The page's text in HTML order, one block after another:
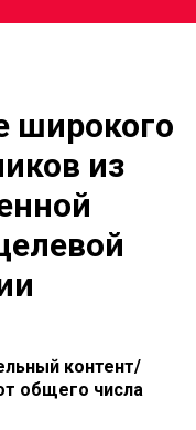
широкого
из
контент/
общего числа